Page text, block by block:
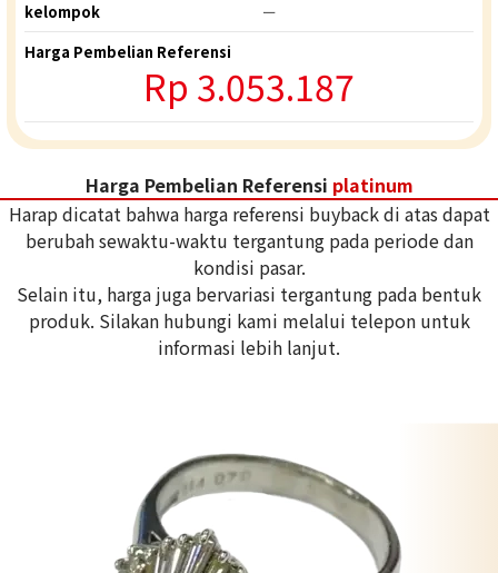
kelompok
ー
Harga Pembelian Referensi
Rp 3.053.187
Harga Pembelian Referensi platinum
Harap dicatat bahwa harga referensi buyback di atas dapat
berubah sewaktu-waktu tergantung pada periode dan
kondisi pasar.
Selain itu, harga juga bervariasi tergantung pada bentuk
produk. Silakan hubungi kami melalui telepon untuk
informasi lebih lanjut.